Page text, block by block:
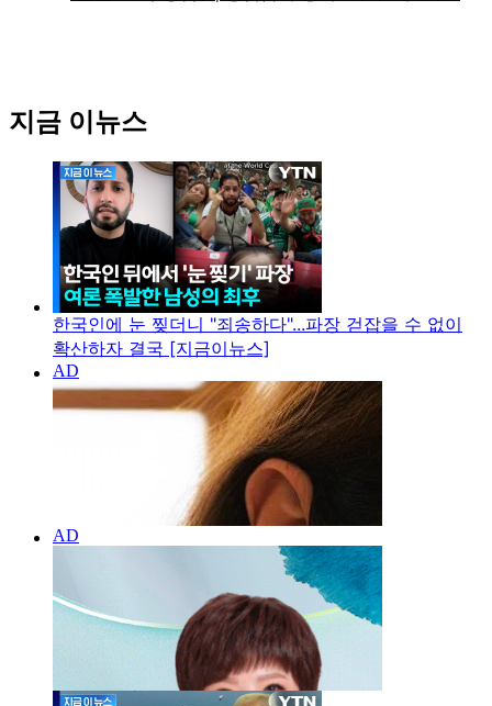
지금 이뉴스
한국인에 눈 찢더니 "죄송하다"...파장 걷잡을 수 없이
확산하자 결국 [지금이뉴스]